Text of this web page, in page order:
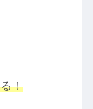
！